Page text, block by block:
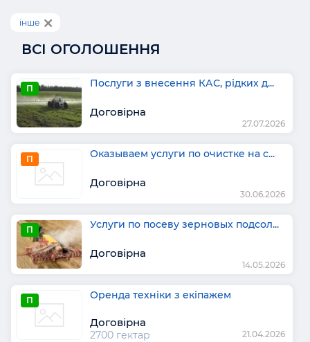
інше
ВСІ ОГОЛОШЕННЯ
П Послуги з внесення КАС, рідких д...
Договірна
27.07.2026
П Оказываем услуги по очисткe на с...
Договірна
30.06.2026
П Услуги по посеву зерновых подсол...
Договірна
14.05.2026
П Оренда техніки з екіпажем
Договірна
2700 гектар 21.04.2026